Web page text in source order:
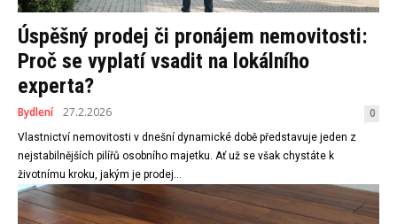
Úspěšný prodej či pronájem nemovitosti:
Proč se vyplatí vsadit na lokálního
experta?
Bydlení 27.2.2026 0
Vlastnictví nemovitosti v dnešní dynamické době představuje jeden z
nejstabilnějších pilířů osobního majetku. Ať už se však chystáte k
životnímu kroku, jakým je prodej...